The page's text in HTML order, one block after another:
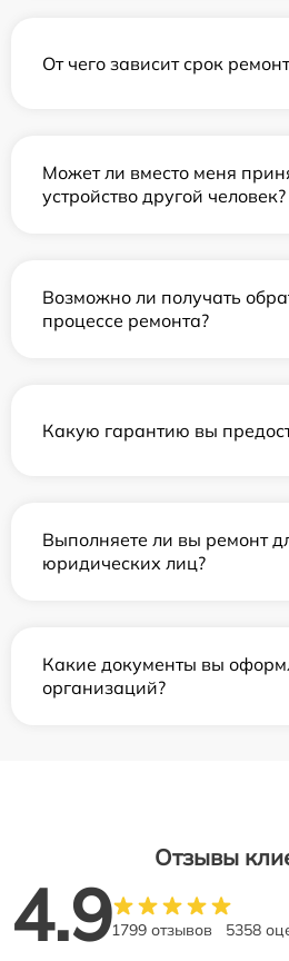
От чего зависит срок
Может ли вместо меня
устройство другой человек?
Возможно ли получать
процессе ремонта?
Какую гарантию вы
Выполняете ли вы ремонт
юридических лиц?
Какие документы вы
организаций?
Отзывы
4.91799 отзывов 5358